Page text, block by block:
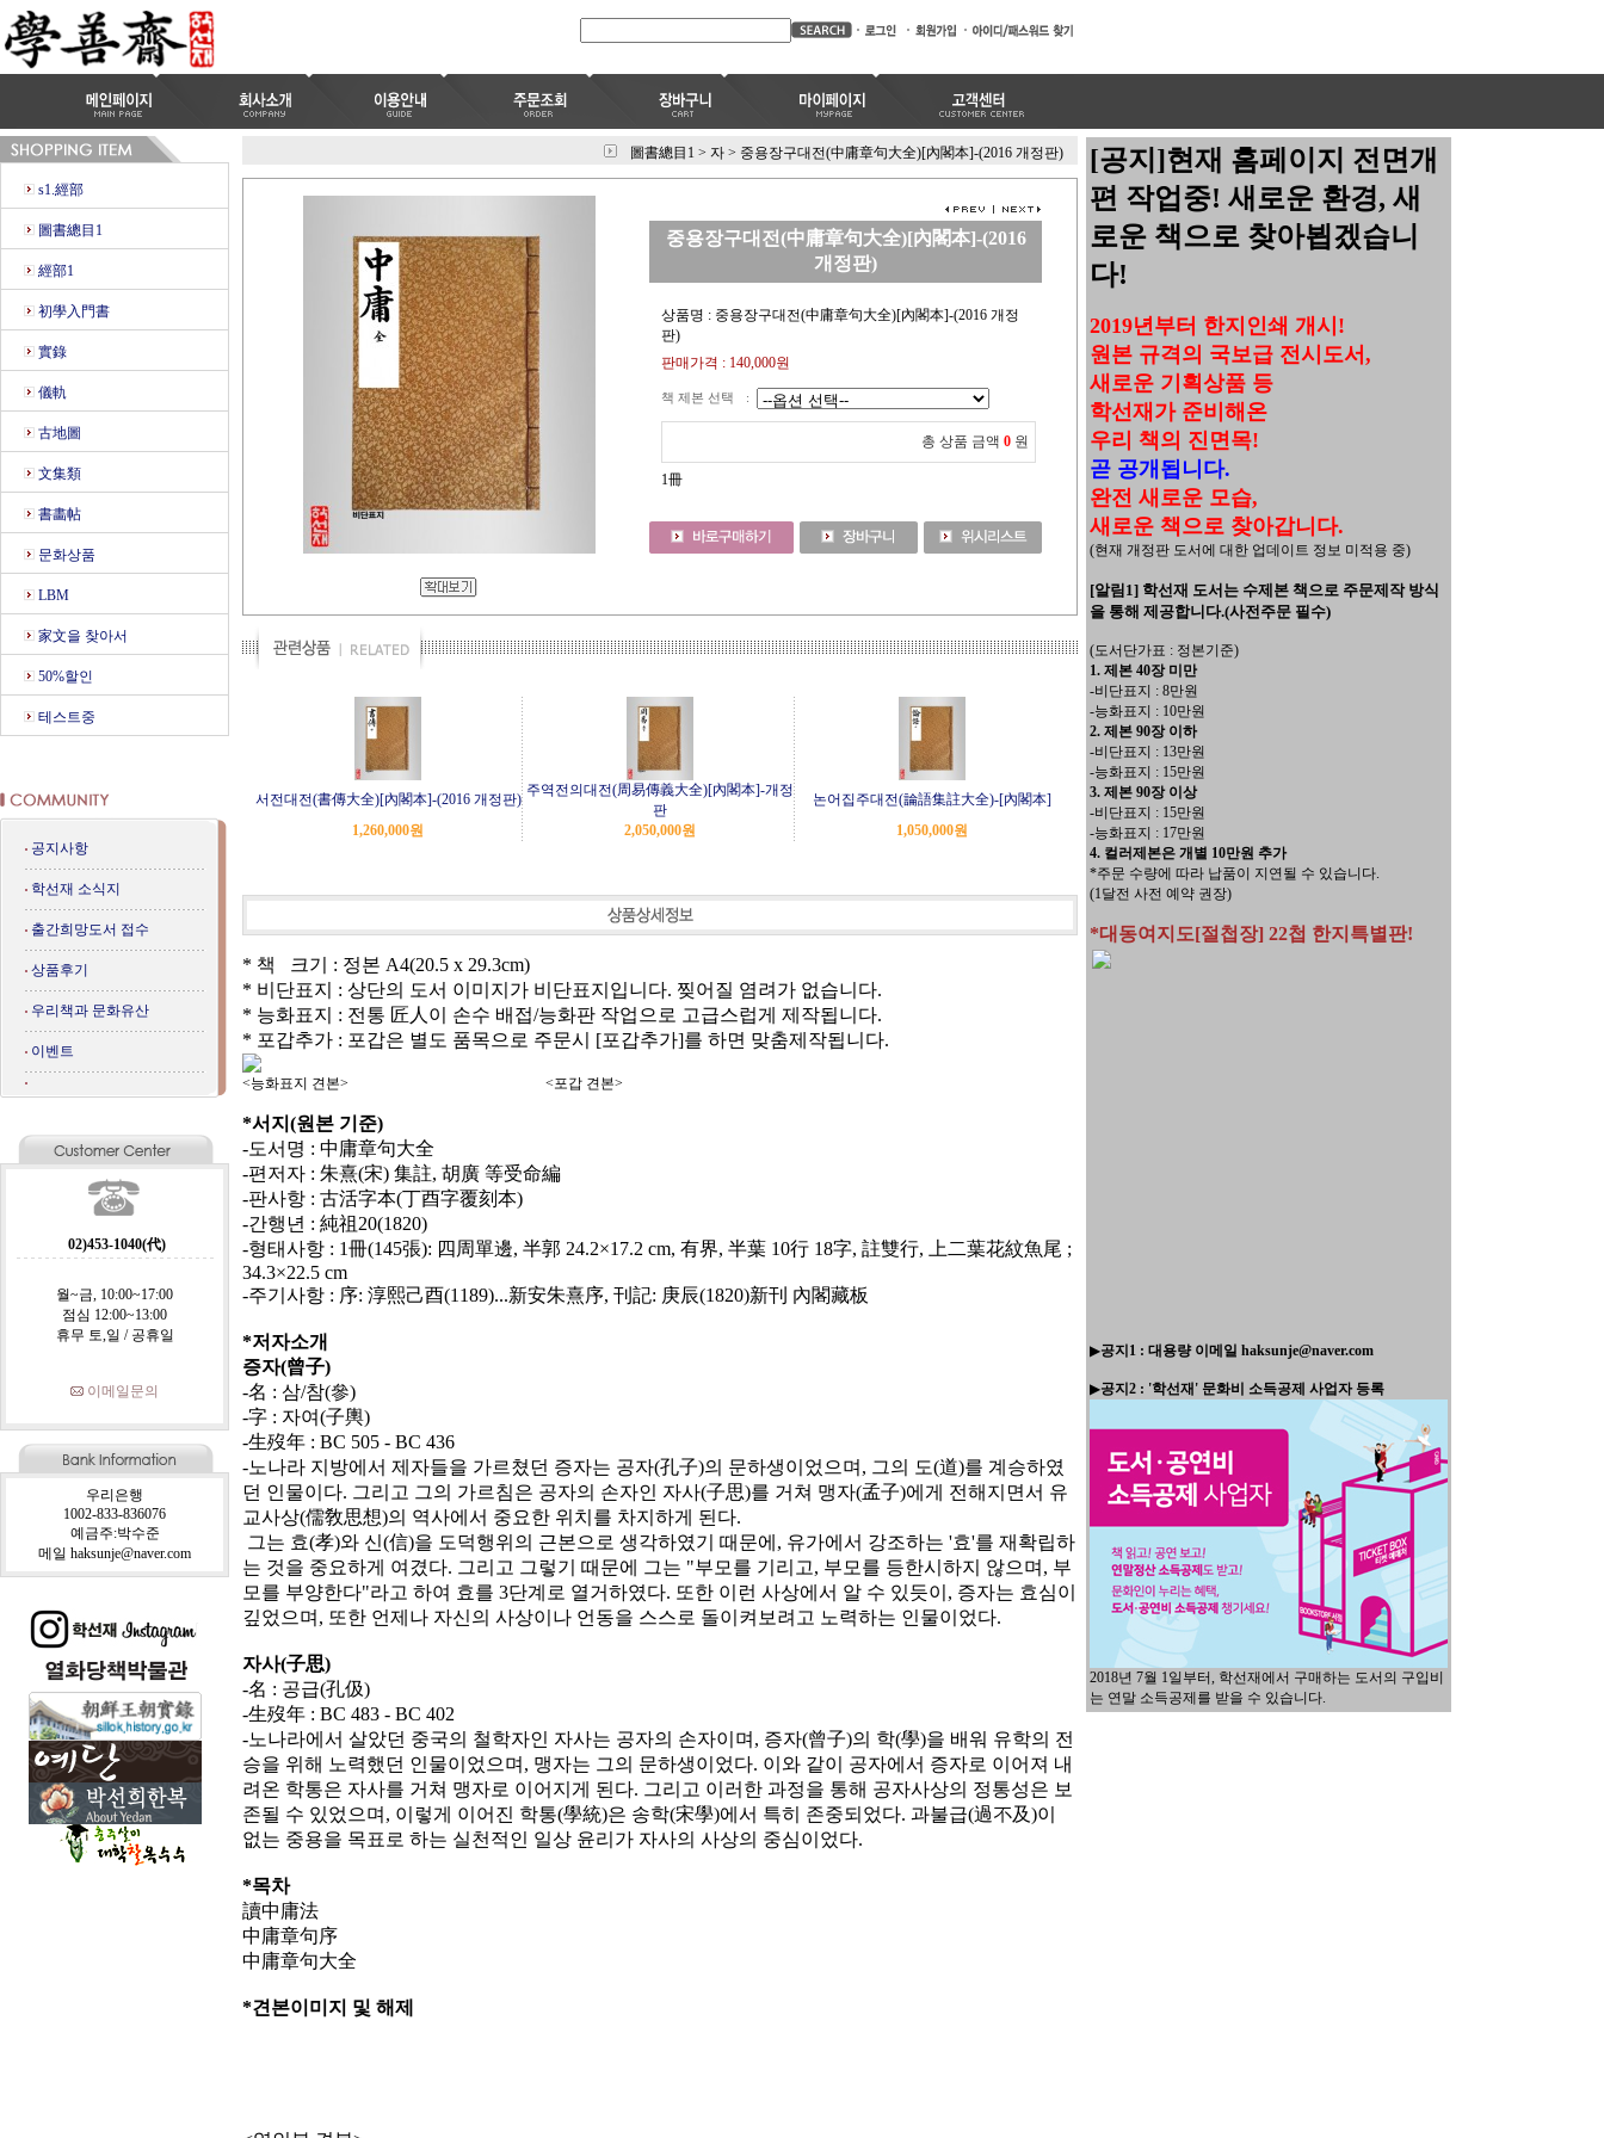
s1.經部
圖書總目1
經部1
初學入門書
實錄
儀軌
古地圖
文集類
書畵帖
문화상품
LBM
家文을 찾아서
50%할인
테스트중
공지사항
학선재 소식지
출간희망도서 접수
상품후기
우리책과 문화유산
이벤트
02)453-1040(代)
월~금, 10:00~17:00
점심 12:00~13:00
휴무 토,일 / 공휴일
이메일문의
우리은행
1002-833-836076
예금주:박수준
메일 haksunje@naver.com
圖書總目1 > 자 > 중용장구대전(中庸章句大全)[內閣本]-(2016 개정판)
중용장구대전(中庸章句大全)[內閣本]-(2016
개정판)
상품명 : 중용장구대전(中庸章句大全)[內閣本]-(2016 개정
판)
판매가격 : 140,000원
책 제본 선택 :
총 상품 금액 0 원
1冊
서전대전(書傳大全)[內閣本]-(2016 개정판)
주역전의대전(周易傳義大全)[內閣本]-개정
판
논어집주대전(論語集註大全)-[內閣本]
1,260,000원 2,050,000원 1,050,000원
* 책 크기 : 정본 A4(20.5 x 29.3cm)
* 비단표지 : 상단의 도서 이미지가 비단표지입니다. 찢어질 염려가 없습니다.
* 능화표지 : 전통 匠人이 손수 배접/능화판 작업으로 고급스럽게 제작됩니다.
* 포갑추가 : 포갑은 별도 품목으로 주문시 [포갑추가]를 하면 맞춤제작됩니다.
<능화표지 견본> <포갑 견본>
*서지(원본 기준)
-도서명 : 中庸章句大全
-편저자 : 朱熹(宋) 集註, 胡廣 等受命編
-판사항 : 古活字本(丁酉字覆刻本)
-간행년 : 純祖20(1820)
-형태사항 : 1冊(145張): 四周單邊, 半郭 24.2×17.2 cm, 有界, 半葉 10行 18字, 註雙行, 上二葉花紋魚尾 ;
34.3×22.5 cm
-주기사항 : 序: 淳熙己酉(1189)...新安朱熹序, 刊記: 庚辰(1820)新刊 內閣藏板
*저자소개
증자(曾子)
-名 : 삼/참(參)
-字 : 자여(子輿)
-生歿年 : BC 505 - BC 436
-노나라 지방에서 제자들을 가르쳤던 증자는 공자(孔子)의 문하생이었으며, 그의 도(道)를 계승하였
던 인물이다. 그리고 그의 가르침은 공자의 손자인 자사(子思)를 거쳐 맹자(孟子)에게 전해지면서 유
교사상(儒敎思想)의 역사에서 중요한 위치를 차지하게 된다.
그는 효(孝)와 신(信)을 도덕행위의 근본으로 생각하였기 때문에, 유가에서 강조하는 '효'를 재확립하
는 것을 중요하게 여겼다. 그리고 그렇기 때문에 그는 "부모를 기리고, 부모를 등한시하지 않으며, 부
모를 부양한다"라고 하여 효를 3단계로 열거하였다. 또한 이런 사상에서 알 수 있듯이, 증자는 효심이
깊었으며, 또한 언제나 자신의 사상이나 언동을 스스로 돌이켜보려고 노력하는 인물이었다.
자사(子思)
-名 : 공급(孔伋)
-生歿年 : BC 483 - BC 402
-노나라에서 살았던 중국의 철학자인 자사는 공자의 손자이며, 증자(曾子)의 학(學)을 배워 유학의 전
승을 위해 노력했던 인물이었으며, 맹자는 그의 문하생이었다. 이와 같이 공자에서 증자로 이어져 내
려온 학통은 자사를 거쳐 맹자로 이어지게 된다. 그리고 이러한 과정을 통해 공자사상의 정통성은 보
존될 수 있었으며, 이렇게 이어진 학통(學統)은 송학(宋學)에서 특히 존중되었다. 과불급(過不及)이
없는 중용을 목표로 하는 실천적인 일상 윤리가 자사의 사상의 중심이었다.
*목차
讀中庸法
中庸章句序
中庸章句大全
*견본이미지 및 해제
[공지]현재 홈페이지 전면개
편 작업중! 새로운 환경, 새
로운 책으로 찾아뵙겠습니
다!
2019년부터 한지인쇄 개시!
원본 규격의 국보급 전시도서,
새로운 기획상품 등
학선재가 준비해온
우리 책의 진면목!
곧 공개됩니다.
완전 새로운 모습,
새로운 책으로 찾아갑니다.
(현재 개정판 도서에 대한 업데이트 정보 미적용 중)
[알림1] 학선재 도서는 수제본 책으로 주문제작 방식
을 통해 제공합니다.(사전주문 필수)
(도서단가표 : 정본기준)
1. 제본 40장 미만
-비단표지 : 8만원
-능화표지 : 10만원
2. 제본 90장 이하
-비단표지 : 13만원
-능화표지 : 15만원
3. 제본 90장 이상
-비단표지 : 15만원
-능화표지 : 17만원
4. 컬러제본은 개별 10만원 추가
*주문 수량에 따라 납품이 지연될 수 있습니다.
(1달전 사전 예약 권장)
*대동여지도[절첩장] 22첩 한지특별판!
▶공지1 : 대용량 이메일 haksunje@naver.com
▶공지2 : '학선재' 문화비 소득공제 사업자 등록
2018년 7월 1일부터, 학선재에서 구매하는 도서의 구입비
는 연말 소득공제를 받을 수 있습니다.